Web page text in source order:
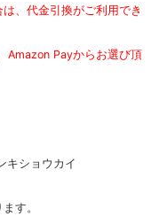
、代金引換がご利用でき
Amazon Payからお選び頂
キショウカイ
す。